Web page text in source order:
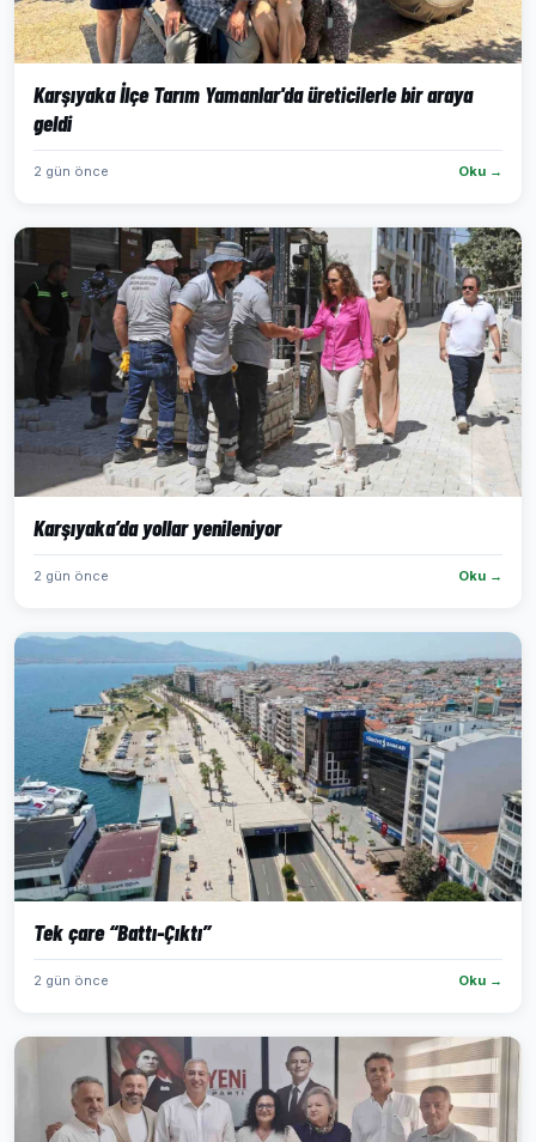
Karşıyaka İlçe Tarım Yamanlar'da üreticilerle bir araya
geldi
2 gün önce Oku →
Karşıyaka’da yollar yenileniyor
2 gün önce Oku →
Tek çare “Battı-Çıktı”
2 gün önce Oku →